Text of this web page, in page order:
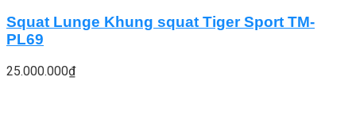
Squat Lunge Khung squat Tiger Sport TM-
PL69
25.000.000₫